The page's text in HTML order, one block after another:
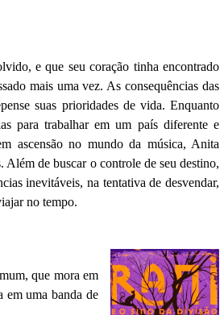
e que seu coração tinha encontrado
mais uma vez. As consequências das
suas prioridades de vida. Enquanto
para trabalhar em um país diferente e
ascensão no mundo da música, Anita
Além de buscar o controle de seu destino,
inevitáveis, na tentativa de desvendar,
no tempo.
que mora em
em uma banda de